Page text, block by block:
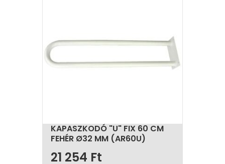
KAPASZKODÓ "U" FIX 60 CM
FEHÉR Ø32 MM (AR60U)
21 254 Ft